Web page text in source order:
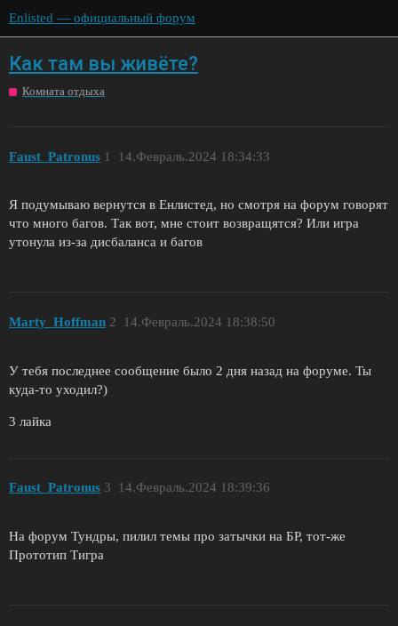
Enlisted — официальный форум
Как там вы живёте?
Комната отдыха
Faust_Patronus 14.Февраль.2024 18:34:33
1
Я подумываю вернутся в Енлистед, но смотря на форум говорят
что много багов. Так вот, мне стоит возвращятся? Или игра
утонула из-за дисбаланса и багов
Marty_Hoffman 14.Февраль.2024 18:38:50
2
У тебя последнее сообщение было 2 дня назад на форуме. Ты
куда-то уходил?)
3 лайка
Faust_Patronus 14.Февраль.2024 18:39:36
3
На форум Тундры, пилил темы про затычки на БР, тот-же
Прототип Тигра